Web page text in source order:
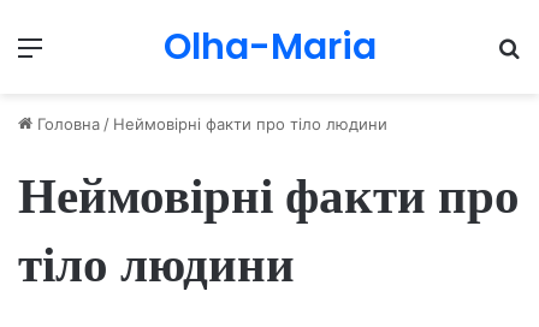
Menu Olha-Maria
Головна / Неймовірні факти про тіло людини
Неймовірні факти про
тіло людини